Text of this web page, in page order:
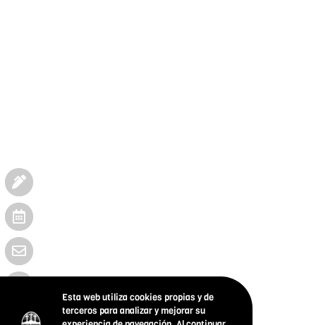
Esta web utiliza cookies propias y de
terceros para analizar y mejorar su